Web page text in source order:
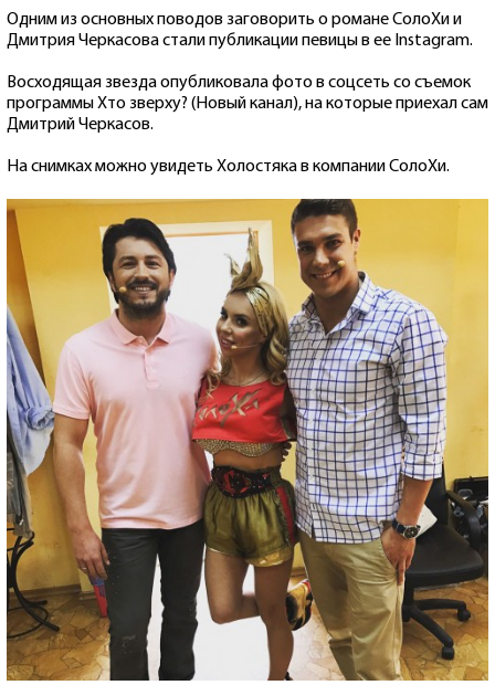
Одним из основных поводов заговорить о романе СолоХи и
Дмитрия Черкасова стали публикации певицы в ее Instagram.
Восходящая звезда опубликовала фото в соцсеть со съемок
программы Хто зверху? (Новый канал), на которые приехал сам
Дмитрий Черкасов.
На снимках можно увидеть Холостяка в компании СолоХи.